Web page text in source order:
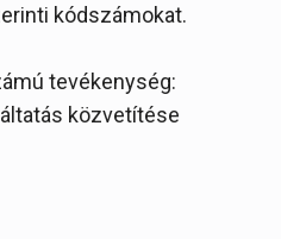
kódszámokat.
tevékenység:
közvetítése